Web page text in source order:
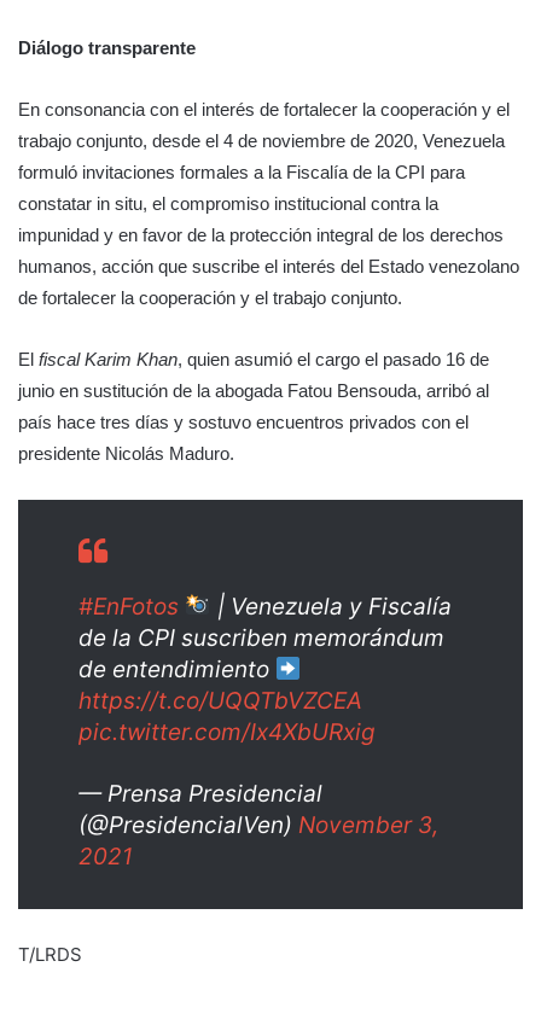
Diálogo transparente
En consonancia con el interés de fortalecer la cooperación y el
trabajo conjunto, desde el 4 de noviembre de 2020, Venezuela
formuló invitaciones formales a la Fiscalía de la CPI para
constatar in situ, el compromiso institucional contra la
impunidad y en favor de la protección integral de los derechos
humanos, acción que suscribe el interés del Estado venezolano
de fortalecer la cooperación y el trabajo conjunto.
El fiscal Karim Khan, quien asumió el cargo el pasado 16 de
junio en sustitución de la abogada Fatou Bensouda, arribó al
país hace tres días y sostuvo encuentros privados con el
presidente Nicolás Maduro.
#EnFotos
| Venezuela y Fiscalía
de la CPI suscriben memorándum
de entendimiento
https://t.co/UQQTbVZCEA
pic.twitter.com/Ix4XbURxig
— Prensa Presidencial
(@PresidencialVen) November 3,
2021
T/LRDS